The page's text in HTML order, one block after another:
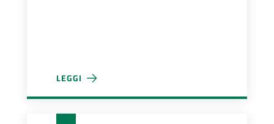
LEGGI
PIANO INTEGRATO DI ATTIVITA’ E